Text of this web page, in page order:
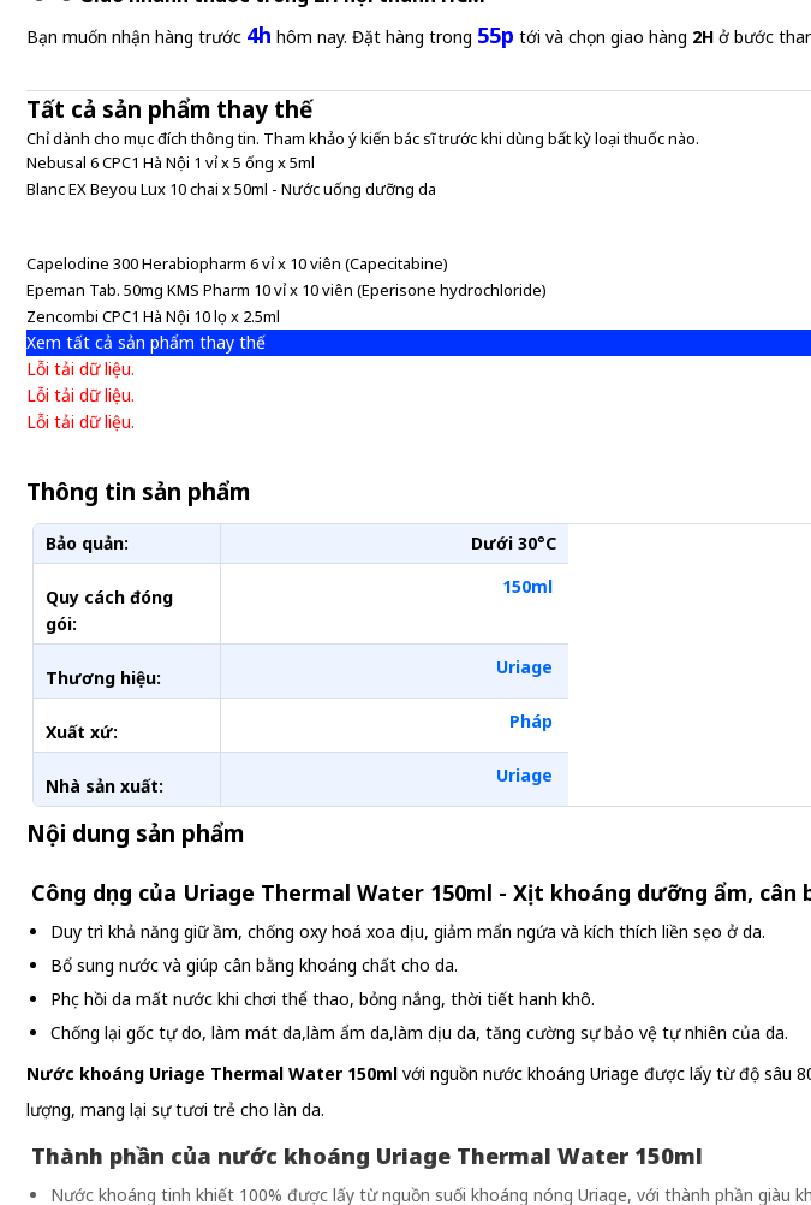
Bạn muốn nhận hàng trước 4h hôm nay. Đặt hàng trong 55p tới và chọn giao hàng 2H ở bước
Tất cả sản phẩm thay thế
Chỉ dành cho mục đích thông tin. Tham khảo ý kiến bác sĩ trước khi dùng bất kỳ loại thuốc nào.
Nebusal 6 CPC1 Hà Nội 1 vỉ x 5 ống x 5ml
Blanc EX Beyou Lux 10 chai x 50ml - Nước uống dưỡng da
Capelodine 300 Herabiopharm 6 vỉ x 10 viên (Capecitabine)
Epeman Tab. 50mg KMS Pharm 10 vỉ x 10 viên (Eperisone hydrochloride)
Zencombi CPC1 Hà Nội 10 lọ x 2.5ml
Xem tất cả sản phẩm thay thế
Lỗi tải dữ liệu.
Lỗi tải dữ liệu.
Lỗi tải dữ liệu.
Thông tin sản phẩm
Bảo quản: Dưới 30°C
Quy cách đóng
gói:
150ml
Thương hiệu: Uriage
Xuất xứ: Pháp
Nhà sản xuất: Uriage
Nội dung sản phẩm
Công dụng của Uriage Thermal Water 150ml - Xịt khoáng dưỡng ẩm, cân
Duy trì khả năng giữ ầm, chống oxy hoá xoa dịu, giảm mẩn ngứa và kích thích liền sẹo ở da.
Bổ sung nước và giúp cân bằng khoáng chất cho da.
Phục hồi da mất nước khi chơi thể thao, bỏng nắng, thời tiết hanh khô.
Chống lại gốc tự do, làm mát da,làm ẩm da,làm dịu da, tăng cường sự bảo vệ tự nhiên của da.
Nước khoáng Uriage Thermal Water 150ml với nguồn nước khoáng Uriage được lấy từ độ sâu
lượng, mang lại sự tươi trẻ cho làn da.
Thành phần của nước khoáng Uriage Thermal Water 150ml
Nước khoáng tinh khiết 100% được lấy từ nguồn suối khoáng nóng Uriage, với thành phần giàu